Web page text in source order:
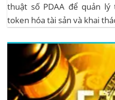
thuật số PDAA để quản
token hóa tài sản và khai
Hóa Mới tại Pakistan Chính